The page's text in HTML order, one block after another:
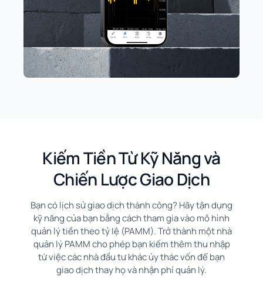
Kiếm Tiền Từ Kỹ Năng và
Chiến Lược Giao Dịch
Bạn có lịch sử giao dịch thành công? Hãy tận dụng
kỹ năng của bạn bằng cách tham gia vào mô hình
quản lý tiền theo tỷ lệ (PAMM). Trở thành một nhà
quản lý PAMM cho phép bạn kiếm thêm thu nhập
từ việc các nhà đầu tư khác ủy thác vốn để bạn
giao dịch thay họ và nhận phí quản lý.